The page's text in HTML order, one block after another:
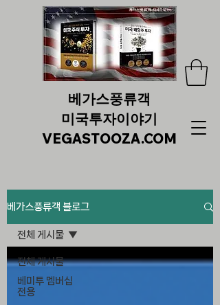
베가스풍류객
미국투자이야기
VEGASTOOZA.COM
베가스풍류객 블로그
전체 게시물
베미투 멤버십
전용
전체 게시물